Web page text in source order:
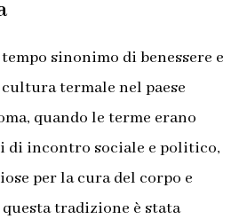
sinonimo di benessere e
termale nel paese
quando le terme erano
di incontro sociale e politico,
per la cura del corpo e
tradizione è stata